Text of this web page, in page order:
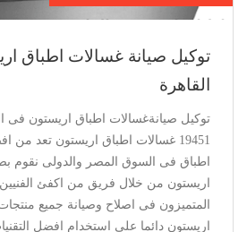
توكيل صيانة ديب فريزر
توكيل صيانة ديب فريزر اريستون فى
19451 ديب فريزر اريستون يعد من
السوق المصر والدولى نقوم بصيانة ديب
خلال فريق من اكفئ الفنيين والمهندسين
وصيانة جميع منتجات اريستون تعمل
استخدام افضل التقنيات الحديثة المتطورة